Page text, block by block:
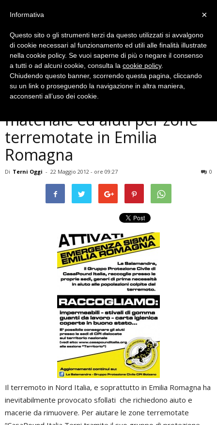
Cronaca
CasaPound Terni raccoglie
materiale ed aiuti per zone
terremotate in Emilia
Romagna
Di Terni Oggi - 22 Maggio 2012 - ore 09:27 0
Il terremoto in Nord Italia, e soprattutto in Emilia Romagna ha
inevitabilmente provocato sfollati che richiedono aiuto e
macerie da rimuovere. Per aiutare le zone terremotate
×
Informativa
Questo sito o gli strumenti terzi da questo utilizzati si avvalgono
di cookie necessari al funzionamento ed utili alle finalità illustrate
nella cookie policy. Se vuoi saperne di più o negare il consenso
a tutti o ad alcuni cookie, consulta la cookie policy.
Chiudendo questo banner, scorrendo questa pagina, cliccando
su un link o proseguendo la navigazione in altra maniera,
acconsenti all’uso dei cookie.